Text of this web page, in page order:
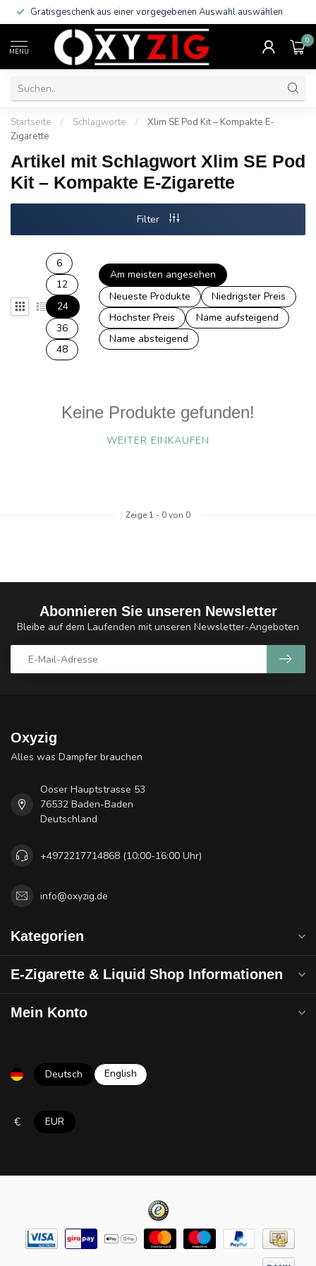
Gratisgeschenk aus einer vorgegebenen Auswahl auswählen
MENU
0
Startseite / Schlagworte /
Xlim SE Pod Kit – Kompakte E-
Zigarette
Artikel mit Schlagwort Xlim SE Pod
Kit – Kompakte E-Zigarette
Filter
6
12
24
36
48
Am meisten angesehen
Neueste Produkte
Niedrigster Preis
Höchster Preis
Name aufsteigend
Name absteigend
Keine Produkte gefunden!
WEITER EINKAUFEN
Zeige 1 - 0von 0
Abonnieren Sie unseren Newsletter
Bleibe auf dem Laufenden mit unseren Newsletter-Angeboten
Oxyzig
Alles was Dampfer brauchen
Ooser Hauptstrasse 53
76532 Baden-Baden
Deutschland
+4972217714868 (10:00-16:00 Uhr)
info@oxyzig.de
Kategorien
E-Zigarette & Liquid Shop Informationen
Mein Konto
Deutsch English
€ EUR